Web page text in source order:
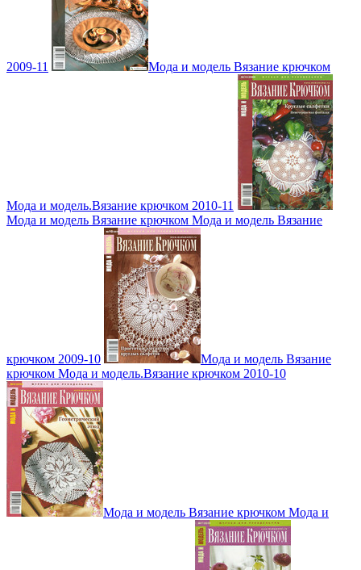
2009-11 Мода и модель Вязание крючком
Мода и модель.Вязание крючком 2010-11
Мода и модель Вязание крючком Мода и модель Вязание
крючком 2009-10
Мода и модель Вязание
крючком Мода и модель.Вязание крючком 2010-10
Мода и модель Вязание крючком Мода и